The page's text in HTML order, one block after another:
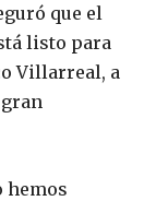
que el
listo para
Villarreal, a
hemos